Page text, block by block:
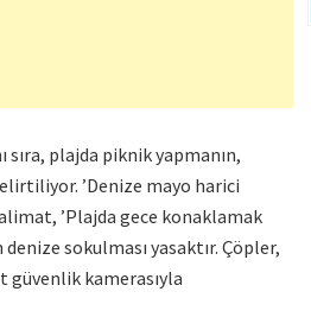
plajda piknik yapmanın,
’Denize mayo harici
’Plajda gece konaklamak
sokulması yasaktır. Çöpler,
güvenlik kamerasıyla